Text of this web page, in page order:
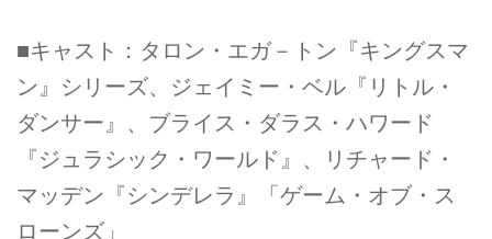
■キャスト：タロン・エガ－トン『キングスマ
ン』シリーズ、ジェイミー・ベル『リトル・
ダンサー』、ブライス・ダラス・ハワード
『ジュラシック・ワールド』、リチャード・
マッデン『シンデレラ』「ゲーム・オブ・ス
ローンズ」